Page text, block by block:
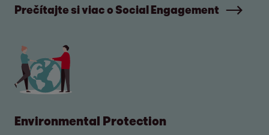
Prečítajte si viac o Social Engagement
Environmental Protection